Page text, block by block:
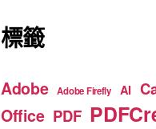
標籤
Adobe Adobe Firefly AI
Office PDF